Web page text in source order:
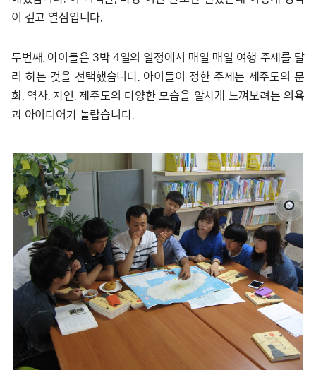
이 깊고 열심입니다.
두번째. 아이들은 3박 4일의 일정에서 매일 매일 여행 주제를 달
리 하는 것을 선택했습니다. 아이들이 정한 주제는 제주도의 문
화, 역사, 자연. 제주도의 다양한 모습을 알차게 느껴보려는 의욕
과 아이디어가 놀랍습니다.